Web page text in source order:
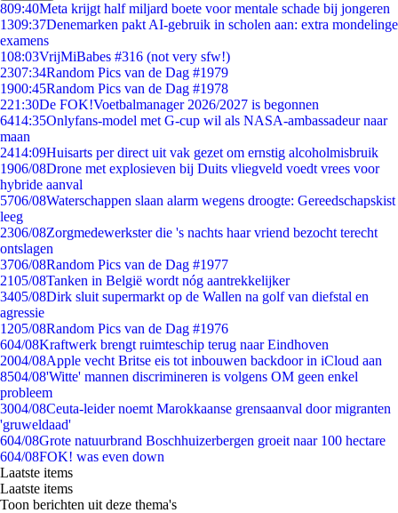
809:40Meta krijgt half miljard boete voor mentale schade bij jongeren
1309:37Denemarken pakt AI-gebruik in scholen aan: extra mondelinge
examens
108:03VrijMiBabes #316 (not very sfw!)
2307:34Random Pics van de Dag #1979
1900:45Random Pics van de Dag #1978
221:30De FOK!Voetbalmanager 2026/2027 is begonnen
6414:35Onlyfans-model met G-cup wil als NASA-ambassadeur naar
maan
2414:09Huisarts per direct uit vak gezet om ernstig alcoholmisbruik
1906/08Drone met explosieven bij Duits vliegveld voedt vrees voor
hybride aanval
5706/08Waterschappen slaan alarm wegens droogte: Gereedschapskist
leeg
2306/08Zorgmedewerkster die 's nachts haar vriend bezocht terecht
ontslagen
3706/08Random Pics van de Dag #1977
2105/08Tanken in België wordt nóg aantrekkelijker
3405/08Dirk sluit supermarkt op de Wallen na golf van diefstal en
agressie
1205/08Random Pics van de Dag #1976
604/08Kraftwerk brengt ruimteschip terug naar Eindhoven
2004/08Apple vecht Britse eis tot inbouwen backdoor in iCloud aan
8504/08'Witte' mannen discrimineren is volgens OM geen enkel
probleem
3004/08Ceuta-leider noemt Marokkaanse grensaanval door migranten
'gruweldaad'
604/08Grote natuurbrand Boschhuizerbergen groeit naar 100 hectare
604/08FOK! was even down
Laatste items
Laatste items
Toon berichten uit deze thema's